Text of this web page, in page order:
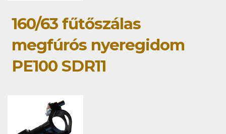
160/63 fűtőszálas
megfúrós nyeregidom
PE100 SDR11